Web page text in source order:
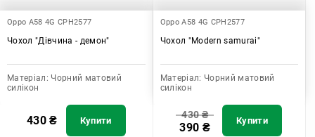
Oppo A58 4G CPH2577
Чохол "Дівчина - демон"
Матеріал: Чорний матовий
силікон
430₴ Купити
Oppo A58 4G CPH2577
Чохол "Modern samurai"
Матеріал: Чорний матовий
силікон
430₴
390 ₴ Купити